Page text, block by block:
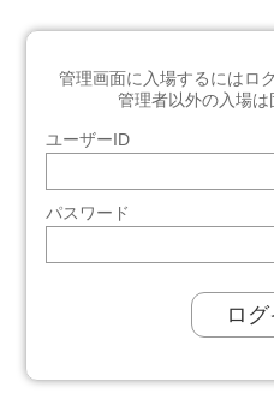
管理画面に入場するにはロ
管理者以外の入場は
ユーザーID
パスワード